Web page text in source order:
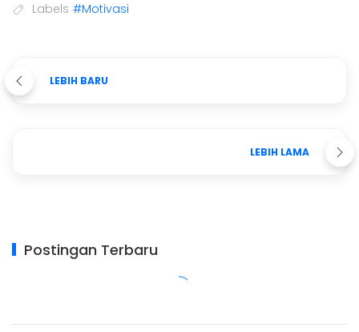
Labels #Motivasi
LEBIH BARU
LEBIH LAMA
Postingan Terbaru